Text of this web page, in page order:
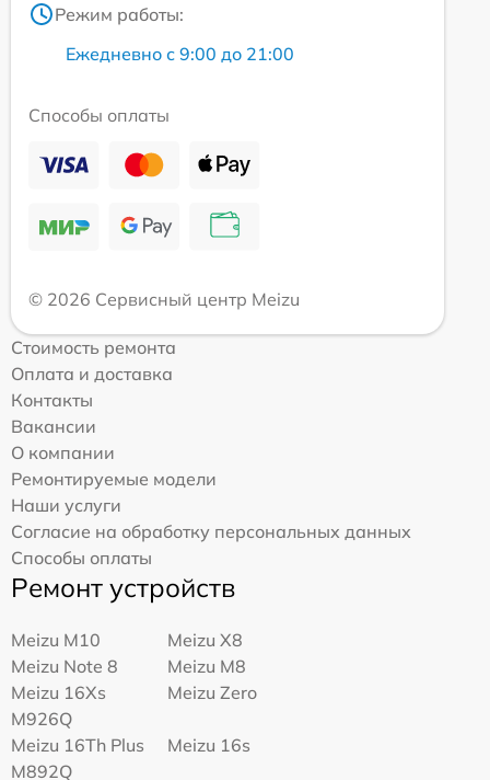
Режим работы:
Ежедневно с 9:00 до 21:00
Способы оплаты
© 2026 Сервисный центр Meizu
Стоимость ремонта
Оплата и доставка
Контакты
Вакансии
О компании
Ремонтируемые модели
Наши услуги
Согласие на обработку персональных данных
Способы оплаты
Ремонт устройств
Meizu M10
Meizu X8
Meizu Note 8
Meizu M8
Meizu 16Xs
M926Q
Meizu Zero
Meizu 16Th Plus
M892Q
Meizu 16s